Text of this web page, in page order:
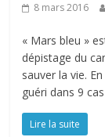
8 mars 2016
« Mars bleu »
dépistage du
sauver la vie.
guéri dans 9
Lire la suite